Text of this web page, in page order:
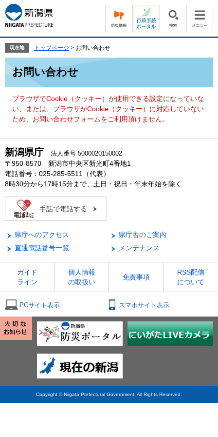
ー
ジ
の
頭
す。
ニ
ュ
ー
飛
て
現在地 トップページ > お問い合わせ
お問い合わせ
ブラウザでCookie（クッキー）が使用できる設定になっていな
い、または、ブラウザがCookie（クッキー）に対応していない
ため、お問い合わせフォームをご利用頂けません。
新潟県庁 法人番号 5000020150002
〒950-8570 新潟市中央区新光町4番地1
電話番号：025-285-5511（代表）
8時30分から17時15分まで、土日・祝日・年末年始を除く
手話で電話する
県庁へのアクセス
県庁舎のご案内
直通電話番号一覧
メンテナンス
ガイド
ライン
個人情報
の取扱い
免責事項
RSS配信
について
PCサイト表示 スマホサイト表示
Copyright © Niigata Prefectural Government. All Rights Reserved.